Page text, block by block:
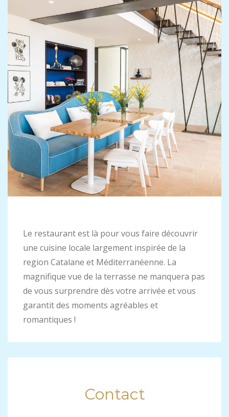
Le restaurant est là pour vous faire découvrir
une cuisine locale largement inspirée de la
region Catalane et Méditerranéenne. La
magnifique vue de la terrasse ne manquera pas
de vous surprendre dès votre arrivée et vous
garantit des moments agréables et
romantiques !
Contact